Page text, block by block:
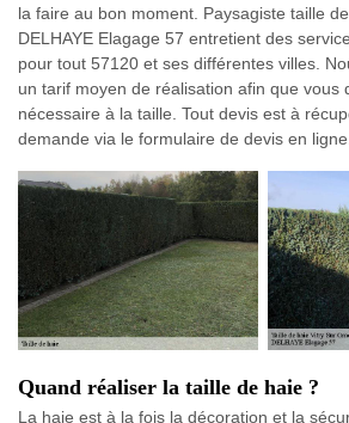
la faire au bon moment. Paysagiste taille
DELHAYE Elagage 57 entretient des
pour tout 57120 et ses différentes villes.
un tarif moyen de réalisation afin que vous
nécessaire à la taille. Tout devis est à
demande via le formulaire de devis en ligne.
Quand réaliser la taille de haie ?
La haie est à la fois la décoration et la